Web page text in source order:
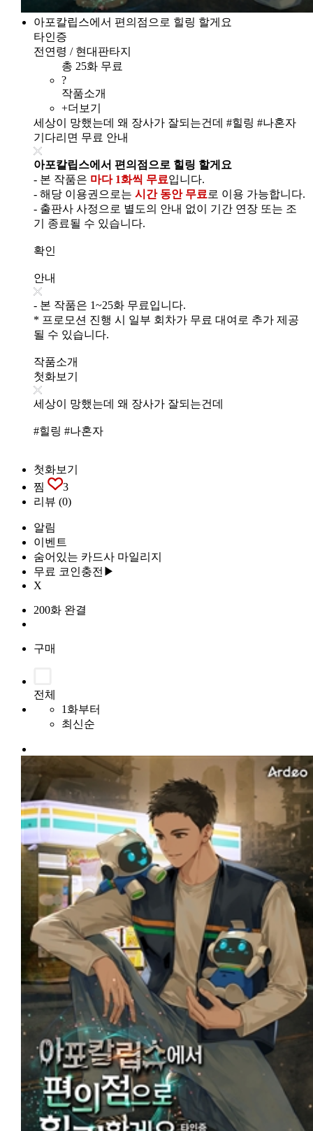
아포칼립스에서 편의점으로 힐링 할게요
타인증
전연령 / 현대판타지
총 25화 무료
?
작품소개
+더보기
세상이 망했는데 왜 장사가 잘되는건데 #힐링 #나혼자
기다리면 무료 안내
아포칼립스에서 편의점으로 힐링 할게요
- 본 작품은 마다 1화씩 무료입니다.
- 해당 이용권으로는 시간 동안 무료 로 이용 가능합니다.
- 출판사 사정으로 별도의 안내 없이 기간 연장 또는 조
기 종료될 수 있습니다.
확인
안내
- 본 작품은 1~25화 무료입니다.
* 프로모션 진행 시 일부 회차가 무료 대여로 추가 제공
될 수 있습니다.
작품소개
첫화보기
세상이 망했는데 왜 장사가 잘되는건데
#힐링 #나혼자
첫화보기
찜
3
리뷰 (0)
알림
이벤트
숨어있는 카드사 마일리지
무료 코인충전▶
X
200화 완결
구매
전체
1화부터
최신순